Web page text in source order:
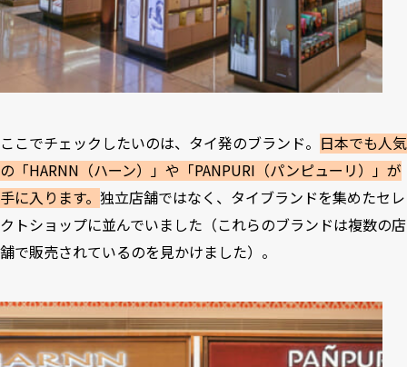
ここでチェックしたいのは、タイ発のブランド。 日本でも人気
の「HARNN（ハーン）」や「PANPURI（パンピューリ）」が
手に入ります。 独立店舗ではなく、タイブランドを集めたセレ
クトショップに並んでいました（これらのブランドは複数の店
舗で販売されているのを見かけました）。